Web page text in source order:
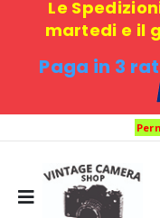
Le
martedi e il
Paga in 3